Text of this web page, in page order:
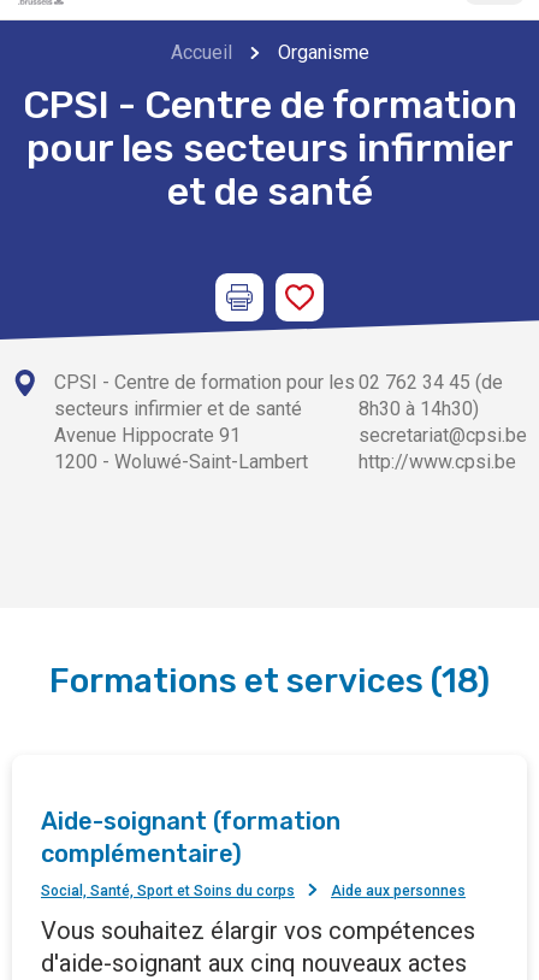
Accueil Organisme
CPSI - Centre de formation
pour les secteurs infirmier
et de santé
CPSI - Centre de formation pour les
secteurs infirmier et de santé
Avenue Hippocrate 91
1200 - Woluwé-Saint-Lambert
02 762 34 45 (de
8h30 à 14h30)
secretariat@cpsi.be
http://www.cpsi.be
Formations et services (18)
Aide-soignant (formation
complémentaire)
Social, Santé, Sport et Soins du corps Aide aux personnes
Vous souhaitez élargir vos compétences
d'aide-soignant aux cinq nouveaux actes